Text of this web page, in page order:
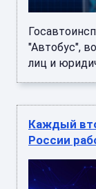
"Автобус",
лиц и
Каждый
России